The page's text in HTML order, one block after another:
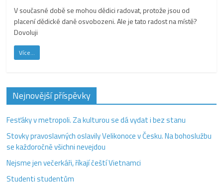
V současné době se mohou dědici radovat, protože jsou od
placení dědické daně osvobozeni. Ale je tato radost na místě?
Dovoluji
Více...
Nejnovější příspěvky
Fesťáky v metropoli. Za kulturou se dá vydat i bez stanu
Stovky pravoslavných oslavily Velikonoce v Česku. Na bohoslužbu
se každoročně všichni nevejdou
Nejsme jen večerkáři, říkají čeští Vietnamci
Studenti studentům